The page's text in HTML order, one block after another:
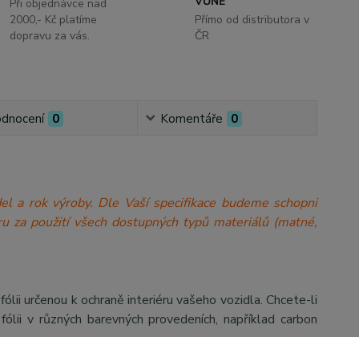
Při objednávce nad
2000,- Kč platíme
dopravu za vás.
Přímo od distributora v
ČR
0 Komentáře 0
a rok výroby. Dle Vaší specifikace budeme schopni
za použití všech dostupných typů materiálů (matné,
určenou k ochraně interiéru vašeho vozidla. Chcete-li
v různých barevných provedeních, například carbon